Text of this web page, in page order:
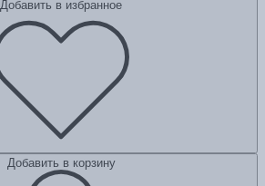
Добавить в избранное
Добавить в корзину